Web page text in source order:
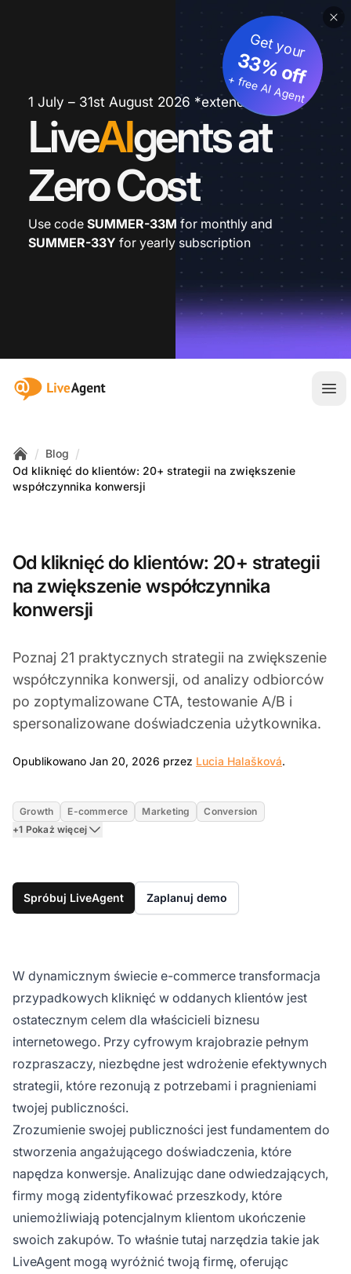
1 July – 31st August 2026 *extended
LiveAIgents at
Zero Cost
Get your
33% off
+ free AI Agent
Use code SUMMER-33M for monthly and
SUMMER-33Y for yearly subscription
:site.title
Home
/ Blog /
Od kliknięć do klientów: 20+ strategii na zwiększenie
współczynnika konwersji
Od kliknięć do klientów: 20+ strategii
na zwiększenie współczynnika
konwersji
Poznaj 21 praktycznych strategii na zwiększenie
współczynnika konwersji, od analizy odbiorców
po zoptymalizowane CTA, testowanie A/B i
spersonalizowane doświadczenia użytkownika.
Opublikowano Jan 20, 2026 przez Lucia Halašková.
Growth E-commerce Marketing
Conversion
+1 Pokaż więcej
Spróbuj LiveAgent Zaplanuj demo
W dynamicznym świecie e-commerce transformacja
przypadkowych kliknięć w oddanych klientów jest
ostatecznym celem dla właścicieli biznesu
internetowego. Przy cyfrowym krajobrazie pełnym
rozpraszaczy, niezbędne jest wdrożenie efektywnych
strategii, które rezonują z potrzebami i pragnieniami
twojej publiczności.
Zrozumienie swojej publiczności jest fundamentem do
stworzenia angażującego doświadczenia, które
napędza konwersje. Analizując dane odwiedzających,
firmy mogą zidentyfikować przeszkody, które
uniemożliwiają potencjalnym klientom ukończenie
swoich zakupów. To właśnie tutaj narzędzia takie jak
LiveAgent mogą wyróżnić twoją firmę, oferując